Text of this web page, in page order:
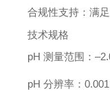
合规性支持：满
技术规格
pH 测量范围：
pH 分辨率：